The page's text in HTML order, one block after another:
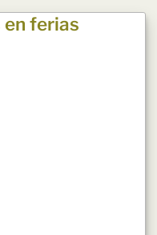
ferias